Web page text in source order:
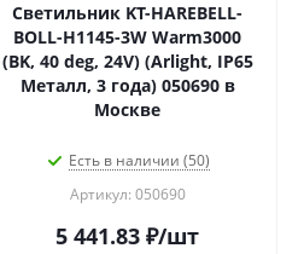
Светильник KT-HAREBELL-
BOLL-H1145-3W Warm3000
(BK, 40 deg, 24V) (Arlight, IP65
Металл, 3 года) 050690 в
Москве
Есть в наличии (50)
Артикул: 050690
5 441.83 ₽/шт